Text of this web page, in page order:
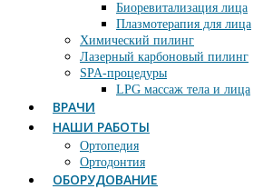
Биоревитализация лица
Плазмотерапия для лица
Химический пилинг
Лазерный карбоновый пилинг
SPA-процедуры
LPG массаж тела и лица
ВРАЧИ
НАШИ РАБОТЫ
Ортопедия
Ортодонтия
ОБОРУДОВАНИЕ